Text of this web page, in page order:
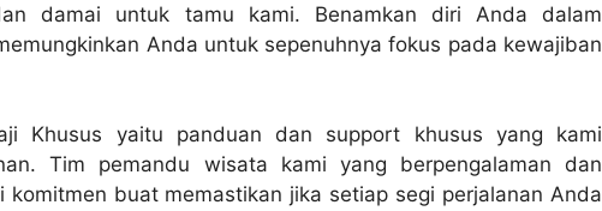
damai untuk tamu kami. Benamkan diri Anda dalam
Anda untuk sepenuhnya fokus pada kewajiban
Khusus yaitu panduan dan support khusus yang kami
Tim pemandu wisata kami yang berpengalaman dan
komitmen buat memastikan jika setiap segi perjalanan Anda